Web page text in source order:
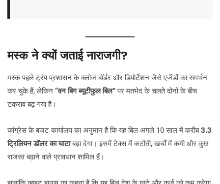
मस्क ने क्यों जताई नाराजगी?
मस्क पहले ट्रंप प्रशासन के क्लोज बॉर्डर और डिपोर्टेशन जैसे एजेंडों का समर्थन
कर चुके हैं, लेकिन “वन बिग ब्यूटीफुल बिल”पर मतभेद के चलते दोनों के बीच
टकराव बढ़ गया है।
कांग्रेस के बजट कार्यालय का अनुमान है कि यह बिल अगले 10 साल में करीब3.3
ट्रिलियन डॉलर का घाटाबढ़ा देगा। इसमें टैक्स में कटौती, खर्चों में कमी और कुछ
राजस्व बढ़ाने वाले प्रावधान शामिल हैं।